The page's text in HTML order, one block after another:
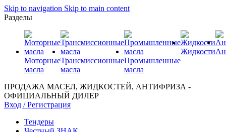
Skip to navigation Skip to main content
Разделы
Моторные
масла
Трансмиссионные
масла
Промышленные
масла
Жидкости
ПРОДАЖА МАСЕЛ, ЖИДКОСТЕЙ, АНТИФРИЗА -
ОФИЦИАЛЬНЫЙ ДИЛЕР
Вход / Регистрация
Тендеры